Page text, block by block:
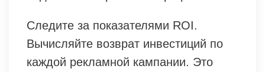
Следите за показателями ROI.
Вычисляйте возврат инвестиций по
каждой рекламной кампании. Это